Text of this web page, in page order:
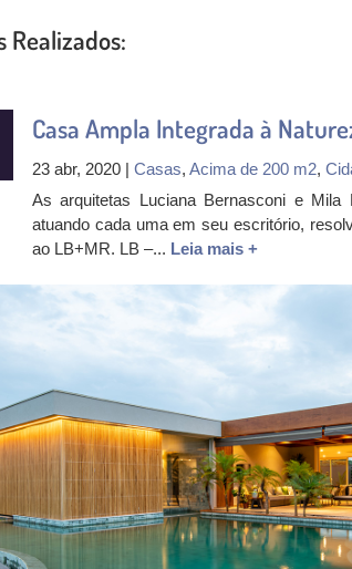
Realizados:
Casa Ampla Integrada à
23 abr, 2020 | Casas, Acima de 200 m2,
As arquitetas Luciana Bernasconi e Mila
atuando cada uma em seu escritório,
ao LB+MR. LB –... Leia mais +